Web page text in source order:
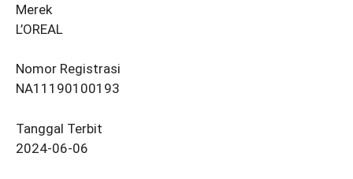
Merek
L’OREAL
Nomor Registrasi
NA11190100193
Tanggal Terbit
2024-06-06